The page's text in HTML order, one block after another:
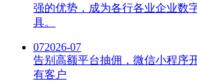
强的优势，成为各行各业企业数
具。
072026-07
告别高额平台抽佣，微信小程序
有客户